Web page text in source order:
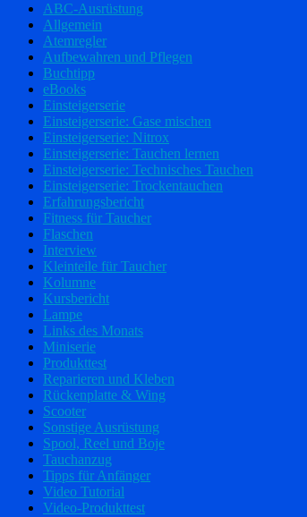
ABC-Ausrüstung
Allgemein
Atemregler
Aufbewahren und Pflegen
Buchtipp
eBooks
Einsteigerserie
Einsteigerserie: Gase mischen
Einsteigerserie: Nitrox
Einsteigerserie: Tauchen lernen
Einsteigerserie: Technisches Tauchen
Einsteigerserie: Trockentauchen
Erfahrungsbericht
Fitness für Taucher
Flaschen
Interview
Kleinteile für Taucher
Kolumne
Kursbericht
Lampe
Links des Monats
Miniserie
Produkttest
Reparieren und Kleben
Rückenplatte & Wing
Scooter
Sonstige Ausrüstung
Spool, Reel und Boje
Tauchanzug
Tipps für Anfänger
Video Tutorial
Video-Produkttest